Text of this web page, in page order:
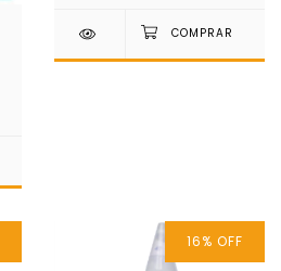
16% OFF